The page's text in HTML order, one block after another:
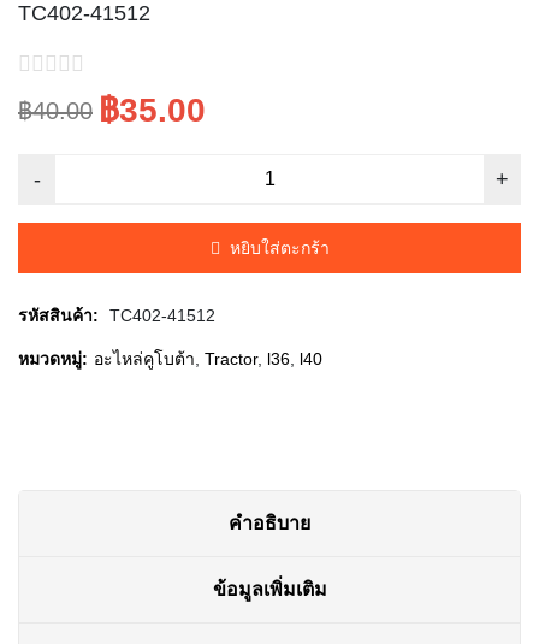
TC402-41512
฿40.00
Original
price
was:
฿40.00.
฿35.00
Current
price
is:
฿35.00.
หยิบใส่ตะกร้า
รหัสสินค้า: TC402-41512
หมวดหมู่: อะไหล่คูโบต้า Tractor, l36 l40
คำอธิบาย
ข้อมูลเพิ่มเติม